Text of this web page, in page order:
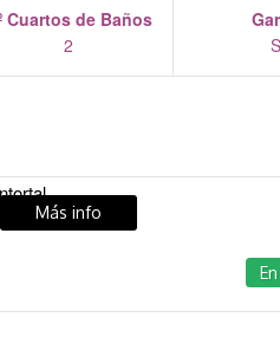
Cuartos de Baños
2
Más info